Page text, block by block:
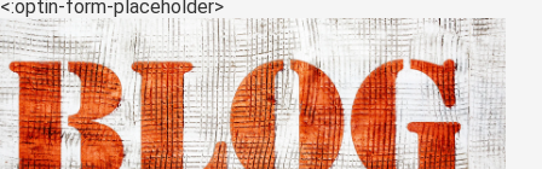
<:optin-form-placeholder>